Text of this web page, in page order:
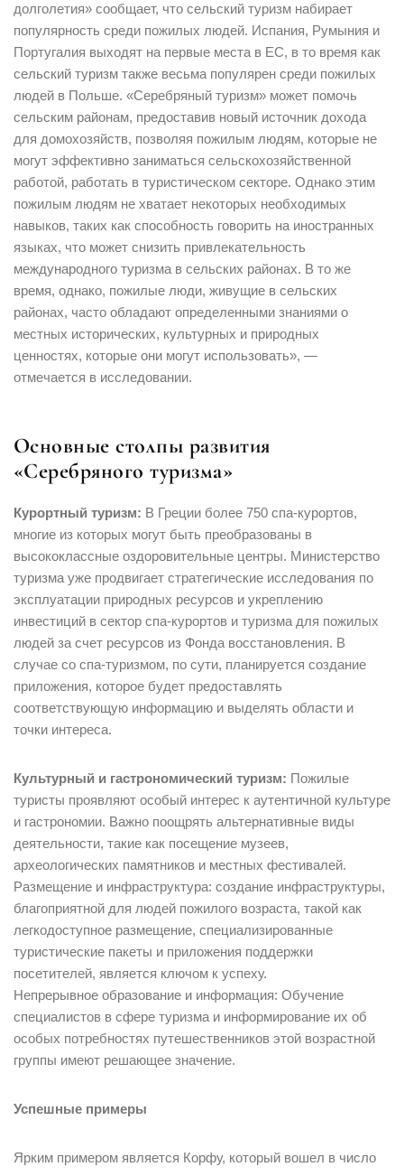
долголетия» сообщает, что сельский туризм набирает
популярность среди пожилых людей. Испания, Румыния и
Португалия выходят на первые места в ЕС, в то время как
сельский туризм также весьма популярен среди пожилых
людей в Польше. «Серебряный туризм» может помочь
сельским районам, предоставив новый источник дохода
для домохозяйств, позволяя пожилым людям, которые не
могут эффективно заниматься сельскохозяйственной
работой, работать в туристическом секторе. Однако этим
пожилым людям не хватает некоторых необходимых
навыков, таких как способность говорить на иностранных
языках, что может снизить привлекательность
международного туризма в сельских районах. В то же
время, однако, пожилые люди, живущие в сельских
районах, часто обладают определенными знаниями о
местных исторических, культурных и природных
ценностях, которые они могут использовать», —
отмечается в исследовании.
Основные столпы развития
«Серебряного туризма»
Курортный туризм: В Греции более 750 спа-курортов,
многие из которых могут быть преобразованы в
высококлассные оздоровительные центры. Министерство
туризма уже продвигает стратегические исследования по
эксплуатации природных ресурсов и укреплению
инвестиций в сектор спа-курортов и туризма для пожилых
людей за счет ресурсов из Фонда восстановления. В
случае со спа-туризмом, по сути, планируется создание
приложения, которое будет предоставлять
соответствующую информацию и выделять области и
точки интереса.
Культурный и гастрономический туризм: Пожилые
туристы проявляют особый интерес к аутентичной культуре
и гастрономии. Важно поощрять альтернативные виды
деятельности, такие как посещение музеев,
археологических памятников и местных фестивалей.
Размещение и инфраструктура: создание инфраструктуры,
благоприятной для людей пожилого возраста, такой как
легкодоступное размещение, специализированные
туристические пакеты и приложения поддержки
посетителей, является ключом к успеху.
Непрерывное образование и информация: Обучение
специалистов в сфере туризма и информирование их об
особых потребностях путешественников этой возрастной
группы имеют решающее значение.
Успешные примеры
Ярким примером является Корфу, который вошел в число